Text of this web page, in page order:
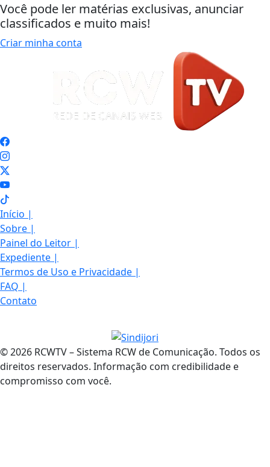
Você pode ler matérias exclusivas, anunciar
classificados e muito mais!
Criar minha conta
Início |
Sobre |
Painel do Leitor |
Expediente |
Termos de Uso e Privacidade |
FAQ |
Contato
© 2026 RCWTV – Sistema RCW de Comunicação. Todos os
direitos reservados. Informação com credibilidade e
compromisso com você.